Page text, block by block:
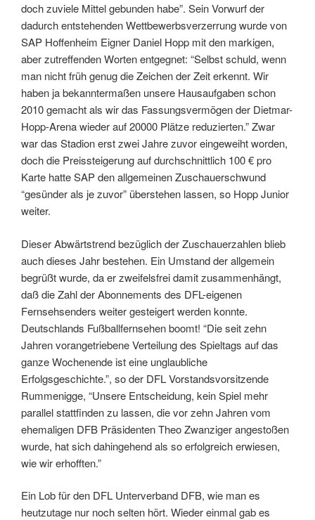
doch zuviele Mittel gebunden habe”. Sein Vorwurf der
dadurch entstehenden Wettbewerbsverzerrung wurde von
SAP Hoffenheim Eigner Daniel Hopp mit den markigen,
aber zutreffenden Worten entgegnet: “Selbst schuld, wenn
man nicht früh genug die Zeichen der Zeit erkennt. Wir
haben ja bekanntermaßen unsere Hausaufgaben schon
2010 gemacht als wir das Fassungsvermögen der Dietmar-
Hopp-Arena wieder auf 20000 Plätze reduzierten.” Zwar
war das Stadion erst zwei Jahre zuvor eingeweiht worden,
doch die Preissteigerung auf durchschnittlich 100 € pro
Karte hatte SAP den allgemeinen Zuschauerschwund
“gesünder als je zuvor” überstehen lassen, so Hopp Junior
weiter.
Dieser Abwärtstrend bezüglich der Zuschauerzahlen blieb
auch dieses Jahr bestehen. Ein Umstand der allgemein
begrüßt wurde, da er zweifelsfrei damit zusammenhängt,
daß die Zahl der Abonnements des DFL-eigenen
Fernsehsenders weiter gesteigert werden konnte.
Deutschlands Fußballfernsehen boomt! “Die seit zehn
Jahren vorangetriebene Verteilung des Spieltags auf das
ganze Wochenende ist eine unglaubliche
Erfolgsgeschichte.”, so der DFL Vorstandsvorsitzende
Rummenigge, “Unsere Entscheidung, kein Spiel mehr
parallel stattfinden zu lassen, die vor zehn Jahren vom
ehemaligen DFB Präsidenten Theo Zwanziger angestoßen
wurde, hat sich dahingehend als so erfolgreich erwiesen,
wie wir erhofften.”
Ein Lob für den DFL Unterverband DFB, wie man es
heutzutage nur noch selten hört. Wieder einmal gab es